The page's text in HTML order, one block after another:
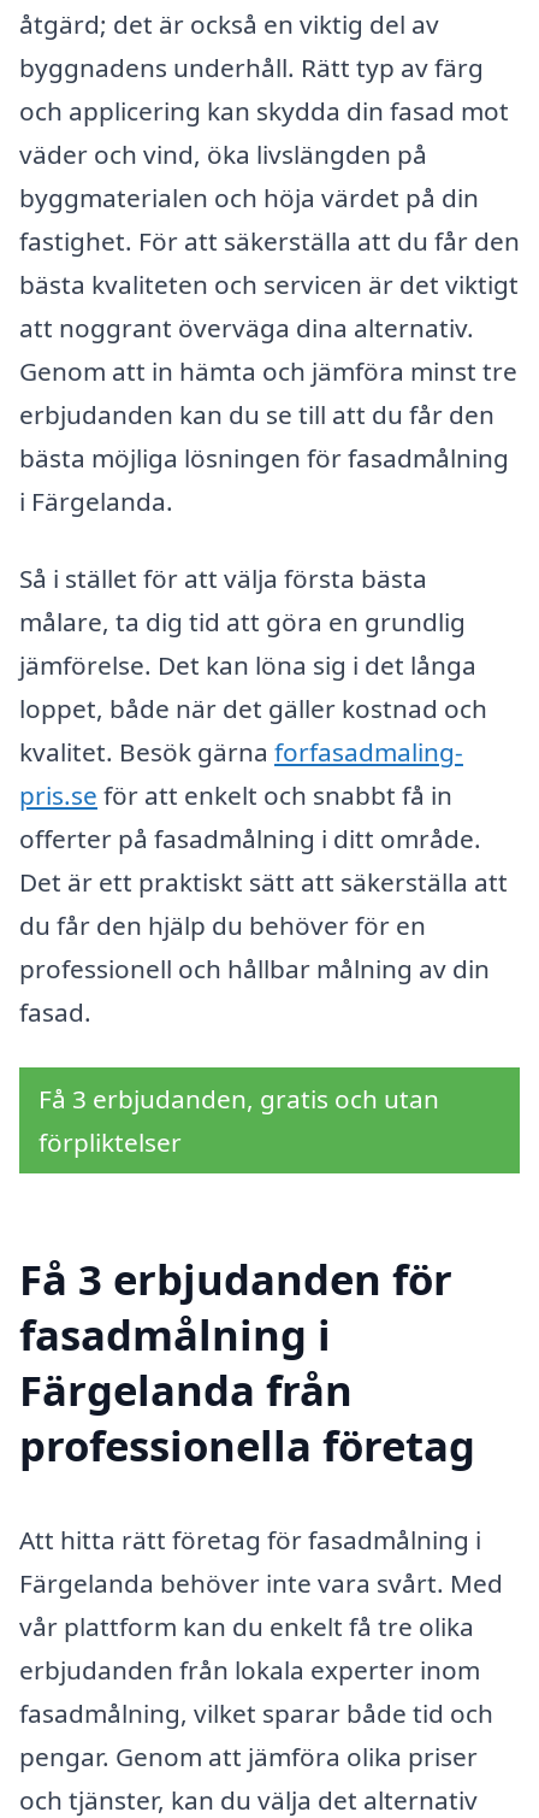
åtgärd; det är också en viktig del av
byggnadens underhåll. Rätt typ av färg
och applicering kan skydda din fasad mot
väder och vind, öka livslängden på
byggmaterialen och höja värdet på din
fastighet. För att säkerställa att du får den
bästa kvaliteten och servicen är det viktigt
att noggrant överväga dina alternativ.
Genom att in hämta och jämföra minst tre
erbjudanden kan du se till att du får den
bästa möjliga lösningen för fasadmålning
i Färgelanda.
Så i stället för att välja första bästa
målare, ta dig tid att göra en grundlig
jämförelse. Det kan löna sig i det långa
loppet, både när det gäller kostnad och
kvalitet. Besök gärna forfasadmaling-
pris.se för att enkelt och snabbt få in
offerter på fasadmålning i ditt område.
Det är ett praktiskt sätt att säkerställa att
du får den hjälp du behöver för en
professionell och hållbar målning av din
fasad.
Få 3 erbjudanden, gratis och utan
förpliktelser
Få 3 erbjudanden för
fasadmålning i
Färgelanda från
professionella företag
Att hitta rätt företag för fasadmålning i
Färgelanda behöver inte vara svårt. Med
vår plattform kan du enkelt få tre olika
erbjudanden från lokala experter inom
fasadmålning, vilket sparar både tid och
pengar. Genom att jämföra olika priser
och tjänster, kan du välja det alternativ